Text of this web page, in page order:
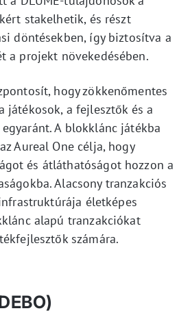
stakelhetik, és részt
döntésekben, így biztosítva a
a projekt növekedésében.
hogy zökkenőmentes
játékosok, a fejlesztők és a
A blokklánc játékba
Aureal One célja, hogy
és átláthatóságot hozzon a
Alacsony tranzakciós
életképes
alapú tranzakciókat
számára.